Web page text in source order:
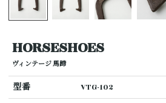
HORSESHOES
ヴィンテージ 馬蹄
型番
VTG-102